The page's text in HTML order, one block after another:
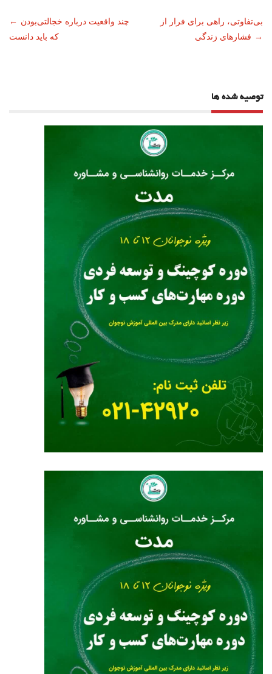
ناوبری
نوشته
← چند واقعیت درباره خجالتی‌بودن
که باید دانست
بی‌تفاوتی، راهی برای فرار از
فشارهای زندگی →
توصیه شده ها